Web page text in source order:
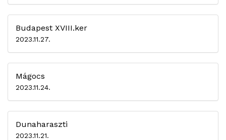
Budapest XVIII.ker
2023.11.27.
Mágocs
2023.11.24.
Dunaharaszti
2023.11.21.